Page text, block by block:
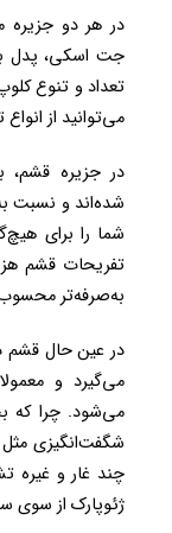
در هر دو جزیره
جت اسکی، پدل
تعداد و تنوع
می‌توانید از
در جزیره قشم،
شده‌اند و نسبت
شما را برای
تفریحات قشم
به‌صرفه‌تر
در عین حال قشم
می‌گیرد و
می‌شود. چرا که
شگفت‌انگیزی
چند غار و غیره
ژئوپارک از سوی